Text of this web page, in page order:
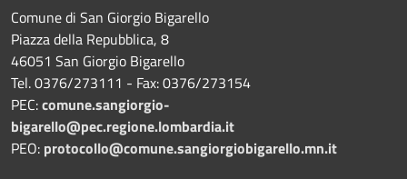
Comune di San Giorgio Bigarello
Piazza della Repubblica, 8
46051 San Giorgio Bigarello
Tel. 0376/273111 - Fax: 0376/273154
PEC:comune.sangiorgio-
bigarello@pec.regione.lombardia.it
PEO: protocollo@comune.sangiorgiobigarello.mn.it